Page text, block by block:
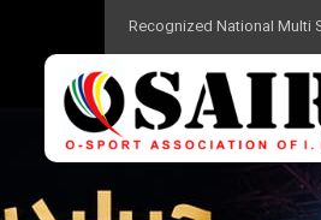
Recognized National Multi